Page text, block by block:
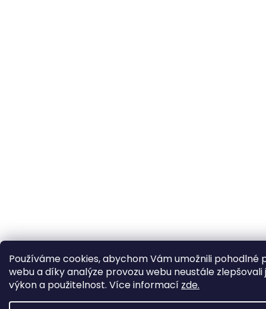
Používáme cookies, abychom Vám umožnili pohodlné
webu a díky analýze provozu webu neustále zlepšovali
výkon a použitelnost. Více informací zde.